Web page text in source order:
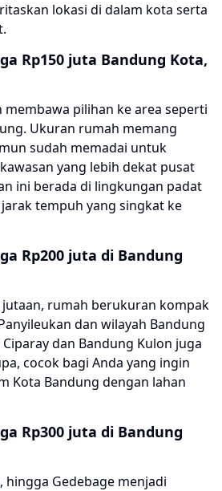
lokasi di dalam kota serta
Rp150 juta Bandung Kota,
membawa pilihan ke area seperti
Ukuran rumah memang
sudah memadai untuk
yang lebih dekat pusat
ini berada di lingkungan padat
tempuh yang singkat ke
Rp200 juta di Bandung
jutaan, rumah berukuran kompak
dan wilayah Bandung
dan Bandung Kulon juga
cocok bagi Anda yang ingin
Kota Bandung dengan lahan
Rp300 juta di Bandung
Gedebage menjadi